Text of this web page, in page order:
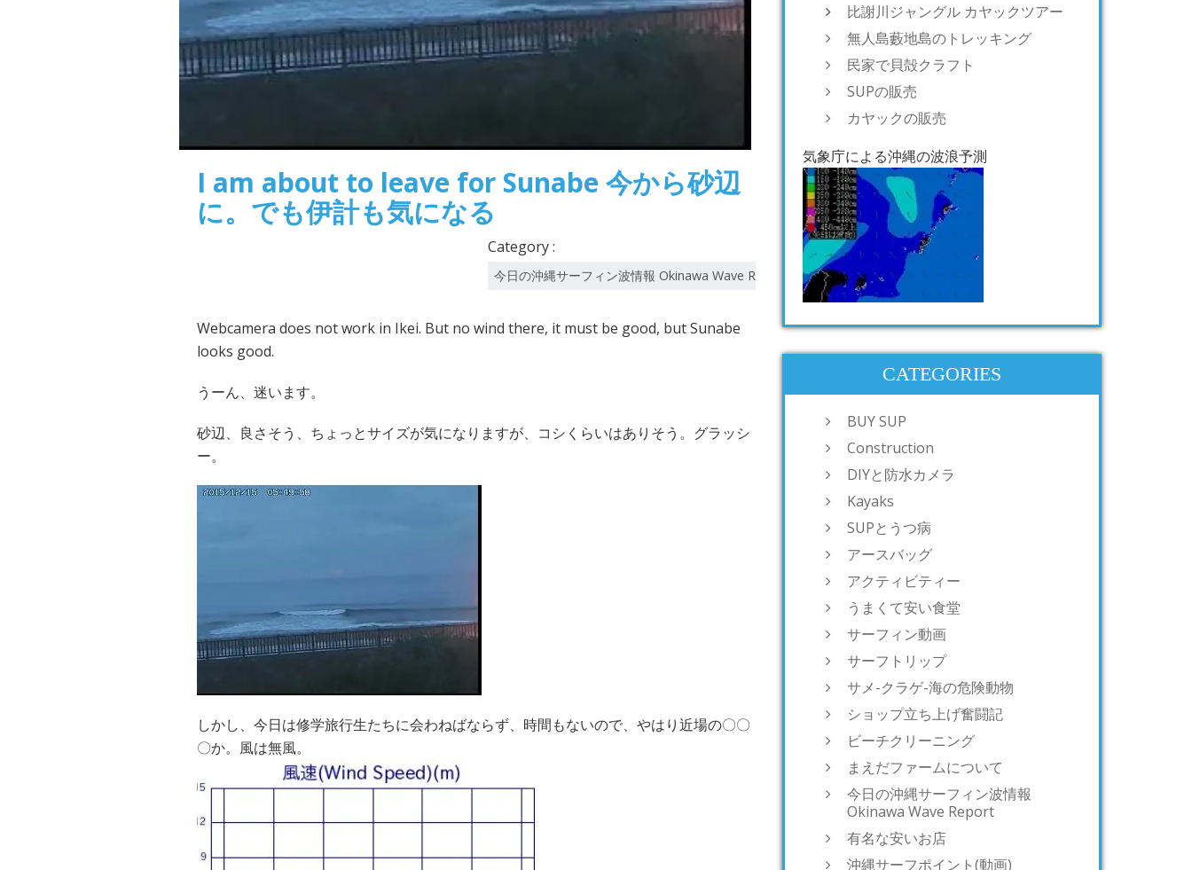
I am about to leave for Sunabe 今から砂辺
に。でも伊計も気になる
Category :
今日の沖縄サーフィン波情報 Okinawa Wave Report
Webcamera does not work in Ikei. But no wind there, it must be good, but Sunabe
looks good.
うーん、迷います。
砂辺、良さそう、ちょっとサイズが気になりますが、コシくらいはありそう。グラッシ
ー。
しかし、今日は修学旅行生たちに会わねばならず、時間もないので、やはり近場の〇〇
〇か。風は無風。
比謝川ジャングル カヤックツアー
無人島藪地島のトレッキング
民家で貝殻クラフト
SUPの販売
カヤックの販売
気象庁による沖縄の波浪予測
CATEGORIES
BUY SUP
Construction
DIYと防水カメラ
Kayaks
SUPとうつ病
アースバッグ
アクティビティー
うまくて安い食堂
サーフィン動画
サーフトリップ
サメ-クラゲ-海の危険動物
ショップ立ち上げ奮闘記
ビーチクリーニング
まえだファームについて
今日の沖縄サーフィン波情報
Okinawa Wave Report
有名な安いお店
沖縄サーフポイント(動画)